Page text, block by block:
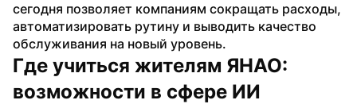
сегодня позволяет компаниям сокращать расходы,
автоматизировать рутину и выводить качество
обслуживания на новый уровень.
Где учиться жителям ЯНАО:
возможности в сфере ИИ